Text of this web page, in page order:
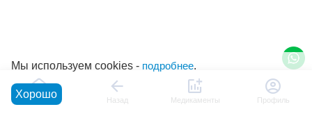
Главная Назад Медикаменты Профиль
Мы используем cookies - подробнее.
Хорошо